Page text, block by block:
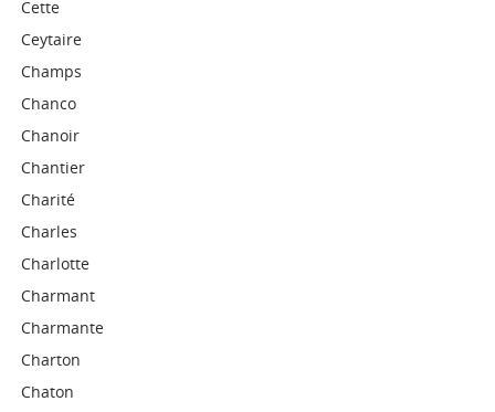
Cette
Ceytaire
Champs
Chanco
Chanoir
Chantier
Charité
Charles
Charlotte
Charmant
Charmante
Charton
Chaton